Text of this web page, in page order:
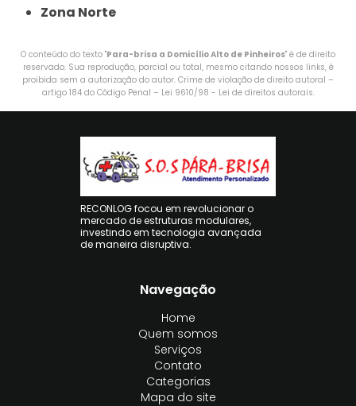
Zona Norte
O conteúdo do texto "Para-brisa a Domicílio Alto de Pinheiros" é de direito
reservado. Sua reprodução, parcial ou total, mesmo citando nossos links, é
proibida sem a autorização do autor. Crime de violação de direito autoral –
artigo 184 do Código Penal – Lei 9610/98 - Lei de direitos autorais.
RECONLOG focou em revolucionar o
mercado de estruturas modulares,
investindo em tecnologia avançada
de maneira disruptiva.
Navegação
Home
Quem somos
Serviços
Contato
Categorias
Mapa do site